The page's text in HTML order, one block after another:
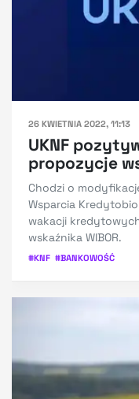
26 KWIETNIA 2022, 11:13
UKNF
propozycje
Chodzi o
Wsparcia
wakacji
wskaźnika WIBOR.
#KNF #BANKOWOŚĆ